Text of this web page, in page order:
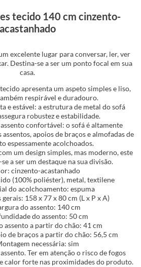
tecido 140 cm cinzento-
acastanhado
excelente lugar para conversar, ler, ver
Destina-se a ser um ponto focal em sua
casa.
apresenta um aspeto simples e liso,
respirável e duradouro.
e estável: a estrutura de metal do sofá
robustez e estabilidade.
confortável: o sofá é altamente
apoios de braços e almofadas de
espessamente acolchoados.
um design simples, mas moderno, este
a ser um destaque na sua divisão.
cinzento-acastanhado
(100% poliéster), metal, textilene
do acolchoamento: espuma
gerais: 158 x 77 x 80 cm (L x P x A)
do assento: 140 cm
do assento: 50 cm
assento a partir do chão: 41 cm
de braços a partir do chão: 56,5 cm
necessária: sim
Ter em atenção o risco de fogos
calor forte nas proximidades do produto.